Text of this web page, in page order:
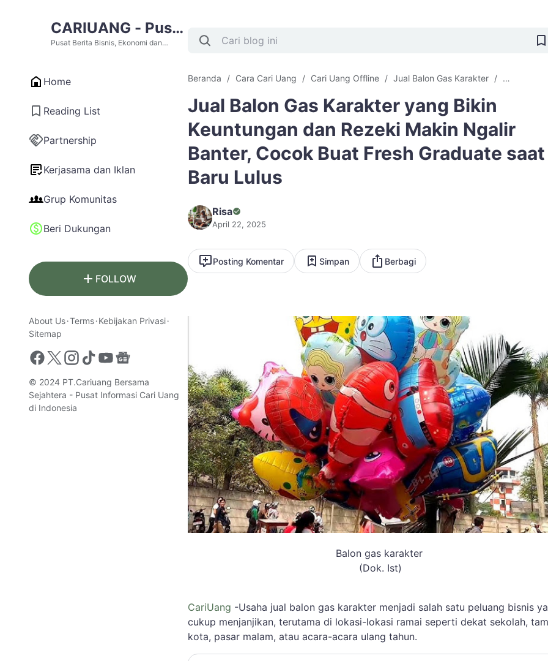
CARIUANG - Pusat
Berita Bisnis,
Uang Terupdate
Hari Ini
Pusat Berita Bisnis, Ekonomi dan
Home
Reading List
Partnership
Kerjasama dan Iklan
Grup Komunitas
Beri Dukungan
FOLLOW
About Us Terms Kebijakan Privasi
Sitemap
© 2024 PT.Cariuang Bersama
Sejahtera - Pusat Informasi Cari Uang
di Indonesia
Beranda Cara Cari Uang Cari Uang Offline Jual Balon Gas Karakter Jual Balon
Jual Balon Gas Karakter yang Bikin
Keuntungan dan Rezeki Makin Ngalir
Banter, Cocok Buat Fresh Graduate saat
Baru Lulus
Risa
April 22, 2025
Posting Komentar Simpan Berbagi
Balon gas karakter
(Dok. Ist)
CariUang -Usaha jual balon gas karakter menjadi salah satu peluang bisnis
cukup menjanjikan, terutama di lokasi-lokasi ramai seperti dekat sekolah,
kota, pasar malam, atau acara-acara ulang tahun.